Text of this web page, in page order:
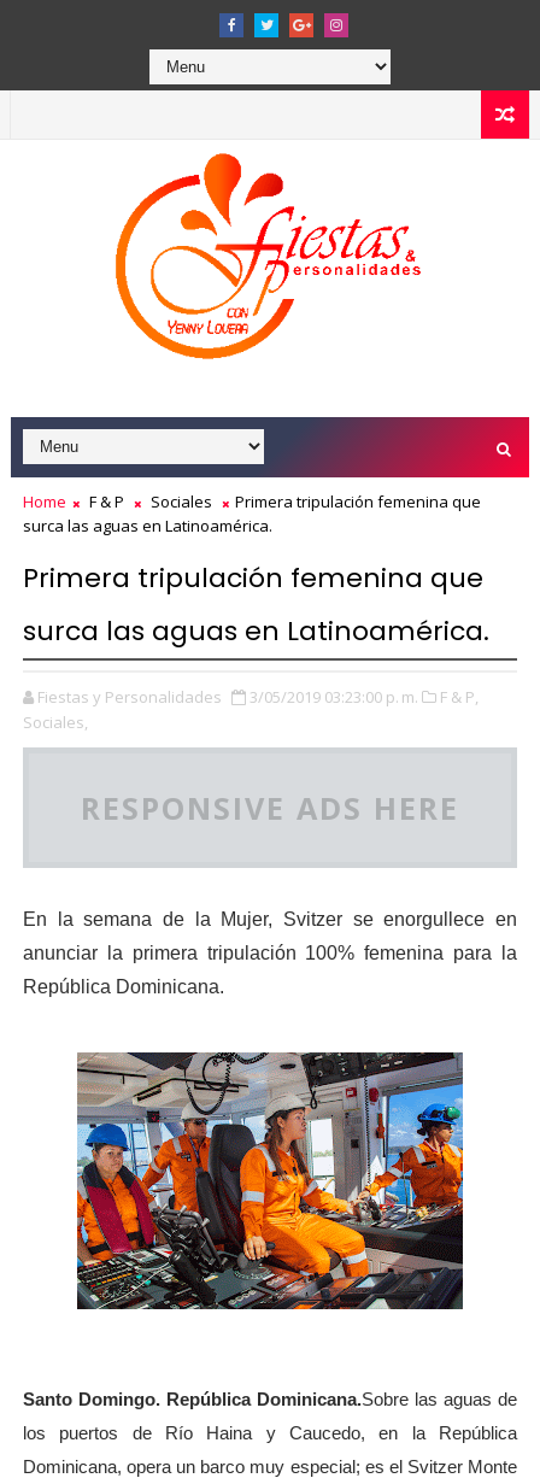
Home F & P Sociales
Primera tripulación femenina que
surca las aguas en Latinoamérica.
Primera tripulación femenina que
surca las aguas en Latinoamérica.
Fiestas y Personalidades 3/05/2019 03:23:00 p. m.
F & P,
Sociales,
RESPONSIVE ADS HERE
En la semana de la Mujer, Svitzer se enorgullece en
anunciar la primera tripulación 100% femenina para la
República Dominicana.
Santo Domingo. República Dominicana.Sobre las aguas de
los puertos de Río Haina y Caucedo, en la República
Dominicana, opera un barco muy especial; es el Svitzer Monte